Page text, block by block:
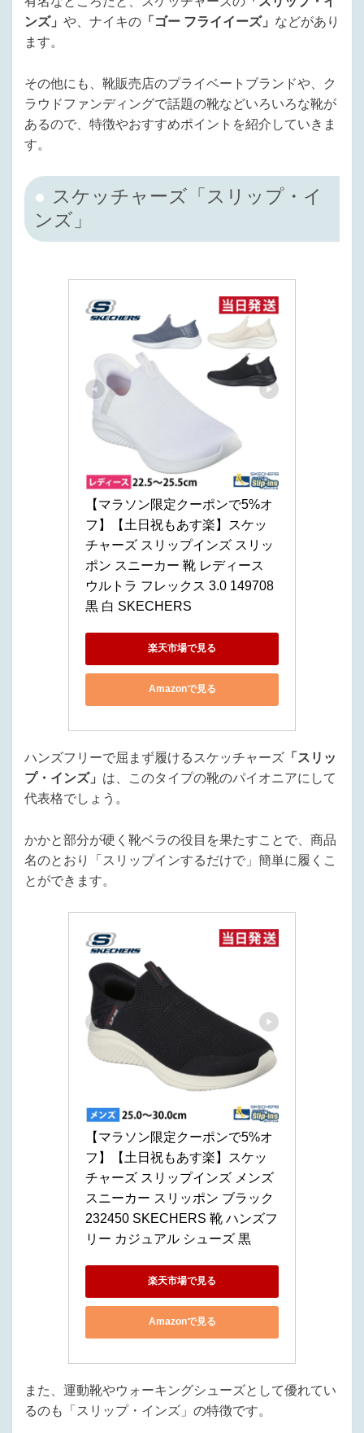
ンズ」 や、ナイキの 「ゴー フライイーズ」 などがあり
ます。
その他にも、靴販売店のプライベートブランドや、ク
ラウドファンディングで話題の靴などいろいろな靴が
あるので、特徴やおすすめポイントを紹介していきま
す。
スケッチャーズ「スリップ・イ
ンズ」
【マラソン限定クーポンで5%オ
フ】【土日祝もあす楽】スケッ
チャーズ スリップインズ スリッ
ポン スニーカー 靴 レディース
ウルトラ フレックス 3.0 149708
黒 白 SKECHERS
楽天市場で見る
Amazonで見る
ハンズフリーで屈まず履けるスケッチャーズ 「スリッ
プ・インズ」 は、このタイプの靴のパイオニアにして
代表格でしょう。
かかと部分が硬く靴ベラの役目を果たすことで、商品
名のとおり「スリップインするだけで」簡単に履くこ
とができます。
【マラソン限定クーポンで5%オ
フ】【土日祝もあす楽】スケッ
チャーズ スリップインズ メンズ
スニーカー スリッポン ブラック
232450 SKECHERS 靴 ハンズフ
リー カジュアル シューズ 黒
楽天市場で見る
Amazonで見る
また、運動靴やウォーキングシューズとして優れてい
るのも「スリップ・インズ」の特徴です。